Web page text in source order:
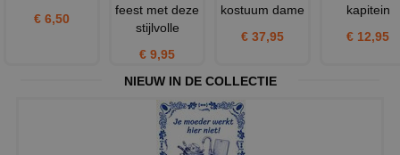
€ 6,50
feest met deze
stijlvolle
€ 9,95
kostuum dame
€ 37,95
kapitein
€ 12,95
NIEUW IN DE COLLECTIE